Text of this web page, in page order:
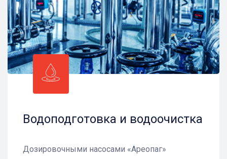
Водоподготовка и водоочистка
Дозировочными насосами «Ареопаг»